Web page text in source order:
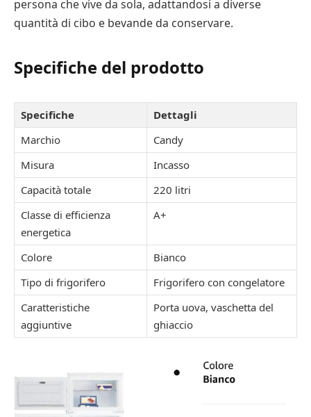
persona che vive da sola, adattandosi a diverse
quantità di cibo e bevande da conservare.
Specifiche del prodotto
Specifiche
Dettagli
Marchio
Candy
Misura
Incasso
Capacità totale
220 litri
Classe di efficienza
energetica
A+
Colore
Bianco
Tipo di frigorifero
Frigorifero con congelatore
Caratteristiche
aggiuntive
Porta uova, vaschetta del
ghiaccio